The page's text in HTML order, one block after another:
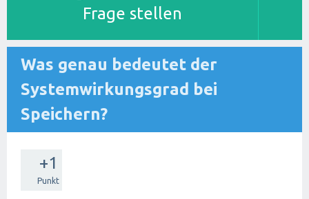
Frage stellen
Was genau bedeutet der
Systemwirkungsgrad bei
Speichern?
+1
Punkt